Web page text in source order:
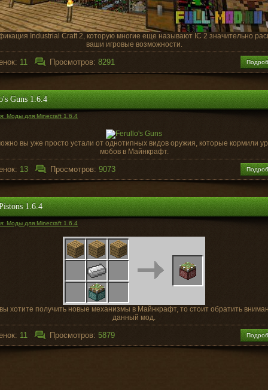
Industrial Craft 2, которую многие еще называют IC 2 значительно
ваши игровые возможности.
11 Просмотров: 8291
Guns 1.6.4
Моды для Minecraft 1.6.4
вы уже просто устали от однотипных видов оружия, которые кормили
мобов в Майнкрафт.
13 Просмотров: 9073
1.6.4
Моды для Minecraft 1.6.4
хотите получить новые механизмы в Майнкрафт, то стоит обратить
данный мод.
11 Просмотров: 5879